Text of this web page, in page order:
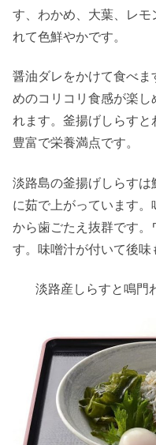
す、わかめ、大葉、レモ
れて色鮮やかです。
醤油ダレをかけて食べ
めのコリコリ食感が楽し
れます。釜揚げしらす
豊富で栄養満点です。
淡路島の釜揚げしらすは
に茹で上がっています
から歯ごたえ抜群です。
す。味噌汁が付いて後味
淡路産しらすと鳴門